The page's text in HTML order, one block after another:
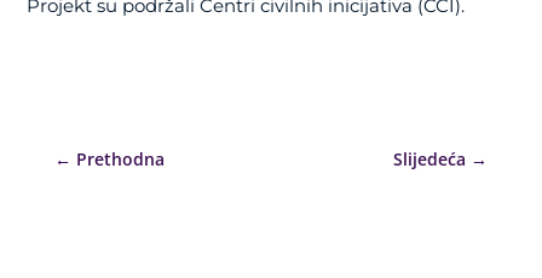
Projekt su podržali Centri civilnih inicijativa (CCI).
← Prethodna Slijedeća →